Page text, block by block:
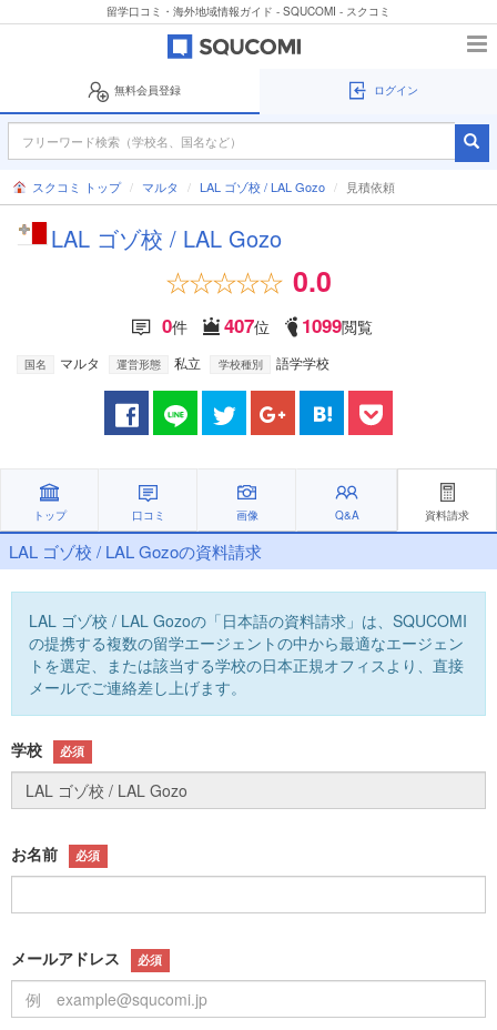
留学口コミ・海外地域情報ガイド - SQUCOMI - スクコミ
無料会員登録 ログイン
スクコミ トップ マルタ LAL ゴゾ校 / LAL Gozo 見積依頼
LAL ゴゾ校 / LAL Gozo
0.0
0件 407位 1099閲覧
国名 マルタ 運営形態 私立 学校種別 語学学校
トップ 口コミ 画像 Q&A 資料請求
LAL ゴゾ校 / LAL Gozoの資料請求
LAL ゴゾ校 / LAL Gozoの「日本語の資料請求」は、SQUCOMI
の提携する複数の留学エージェントの中から最適なエージェン
トを選定、または該当する学校の日本正規オフィスより、直接
メールでご連絡差し上げます。
学校 必須
お名前 必須
メールアドレス 必須